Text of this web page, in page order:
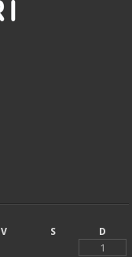
V S
D
1